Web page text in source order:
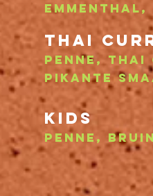
thai
penne, thai
pikante
Kids
penne,